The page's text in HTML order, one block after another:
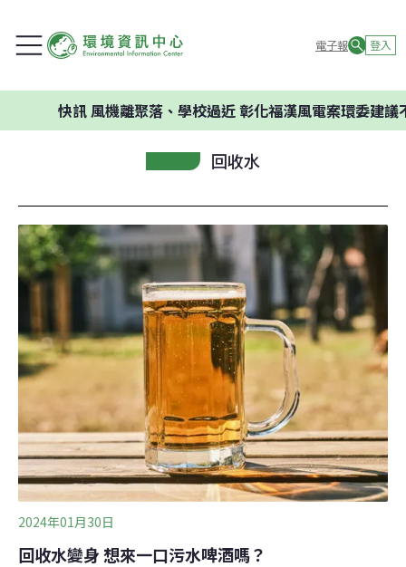
電子報 登入
風機離聚落、學校過近 彰化福漢風電案環委建議不應開發
回收水
2024年01月30日
回收水變身 想來一口污水啤酒嗎？